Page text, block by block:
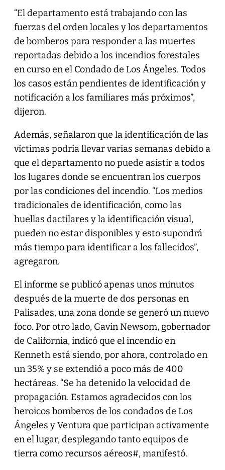
“El departamento está trabajando con las
fuerzas del orden locales y los departamentos
de bomberos para responder a las muertes
reportadas debido a los incendios forestales
en curso en el Condado de Los Ángeles. Todos
los casos están pendientes de identificación y
notificación a los familiares más próximos”,
dijeron.
Además, señalaron que la identificación de las
víctimas podría llevar varias semanas debido a
que el departamento no puede asistir a todos
los lugares donde se encuentran los cuerpos
por las condiciones del incendio. “Los medios
tradicionales de identificación, como las
huellas dactilares y la identificación visual,
pueden no estar disponibles y esto supondrá
más tiempo para identificar a los fallecidos”,
agregaron.
El informe se publicó apenas unos minutos
después de la muerte de dos personas en
Palisades, una zona donde se generó un nuevo
foco. Por otro lado, Gavin Newsom, gobernador
de California, indicó que el incendio en
Kenneth está siendo, por ahora, controlado en
un 35% y se extendió a poco más de 400
hectáreas. “Se ha detenido la velocidad de
propagación. Estamos agradecidos con los
heroicos bomberos de los condados de Los
Ángeles y Ventura que participan activamente
en el lugar, desplegando tanto equipos de
tierra como recursos aéreos#, manifestó.